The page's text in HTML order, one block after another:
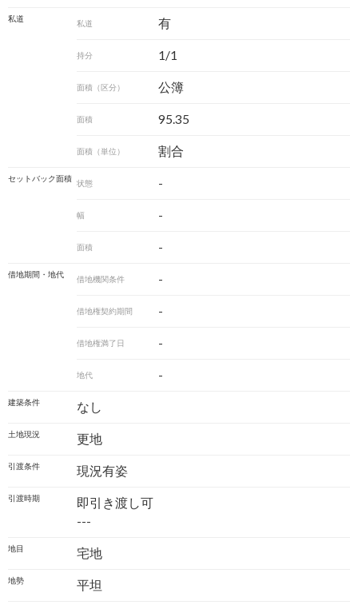
私道 私道 有
持分 1/1
面積（区分） 公簿
面積 95.35
面積（単位） 割合
セットバック面積 状態 -
幅 -
面積 -
借地期間・地代 借地機関条件 -
借地権契約期間 -
借地権満了日 -
地代 -
建築条件 なし
土地現況 更地
引渡条件 現況有姿
引渡時期
即引き渡し可
---
地目 宅地
地勢 平坦